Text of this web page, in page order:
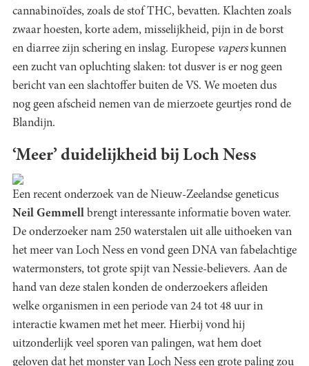
cannabinoïdes, zoals de stof THC, bevatten. Klachten zoals
zwaar hoesten, korte adem, misselijkheid, pijn in de borst
en diarree zijn schering en inslag. Europese vaperskunnen
een zucht van opluchting slaken: tot dusver is er nog geen
bericht van een slachtoffer buiten de VS. We moeten dus
nog geen afscheid nemen van de mierzoete geurtjes rond de
Blandijn.
‘Meer’ duidelijkheid bij Loch Ness
Een recent onderzoek van de Nieuw-Zeelandse geneticus
Neil Gemmell brengt interessante informatie boven water.
De onderzoeker nam 250 waterstalen uit alle uithoeken van
het meer van Loch Ness en vond geen DNA van fabelachtige
watermonsters, tot grote spijt van Nessie-believers. Aan de
hand van deze stalen konden de onderzoekers afleiden
welke organismen in een periode van 24 tot 48 uur in
interactie kwamen met het meer. Hierbij vond hij
uitzonderlijk veel sporen van palingen, wat hem doet
geloven dat het monster van Loch Ness een grote paling zou